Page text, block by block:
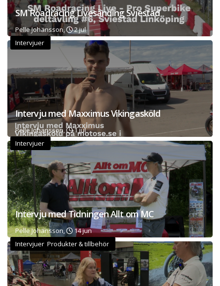
SM Roadracing Livesänding Sviestad
Pelle Johansson,
2 jul
Intervjuer
Intervju med Maxximus Vikingasköld
Pelle Johansson,
1 jul
Intervjuer
Intervju med Tidningen Allt om MC
Pelle Johansson,
14 jun
Intervjuer Produkter & tillbehör